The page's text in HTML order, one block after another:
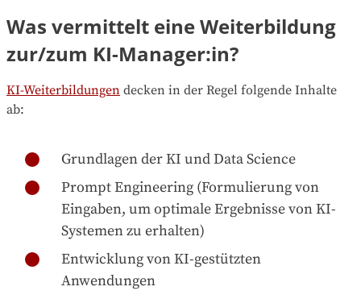
Was vermittelt eine Weiterbildung
zur/zum KI-Manager:in?
KI-Weiterbildungen decken in der Regel folgende Inhalte
ab:
Grundlagen der KI und Data Science
Prompt Engineering (Formulierung von
Eingaben, um optimale Ergebnisse von KI-
Systemen zu erhalten)
Entwicklung von KI-gestützten
Anwendungen